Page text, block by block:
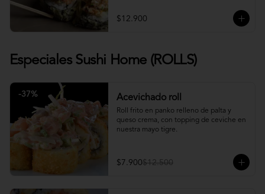
$12.900
Especiales Sushi Home (ROLLS)
-37% Acevichado roll
Roll frito en panko relleno de palta y
queso crema, con topping de ceviche en
nuestra mayo tigre.
$7.900$12.500